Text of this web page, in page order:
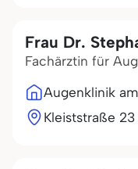
Frau Dr.
Fachärztin für
Augenklinik
Kleiststraße